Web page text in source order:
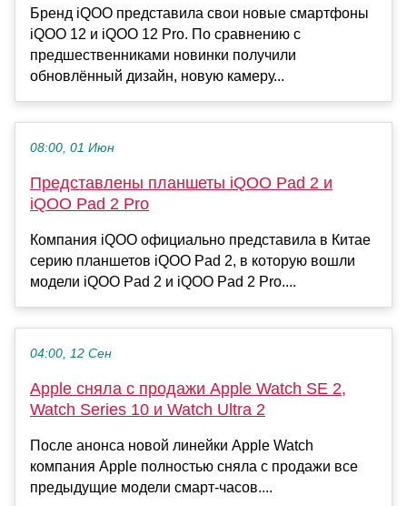
Бренд iQOO представила свои новые смартфоны
iQOO 12 и iQOO 12 Pro. По сравнению с
предшественниками новинки получили
обновлённый дизайн, новую камеру...
08:00, 01 Июн
Представлены планшеты iQOO Pad 2 и
iQOO Pad 2 Pro
Компания iQOO официально представила в Китае
серию планшетов iQOO Pad 2, в которую вошли
модели iQOO Pad 2 и iQOO Pad 2 Pro....
04:00, 12 Сен
Apple сняла с продажи Apple Watch SE 2,
Watch Series 10 и Watch Ultra 2
После анонса новой линейки Apple Watch
компания Apple полностью сняла с продажи все
предыдущие модели смарт-часов....